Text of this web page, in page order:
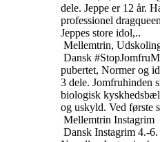
dele. Jeppe er 12 år.
professionel
Jeppes store idol,..
Mellemtrin,
Dansk
pubertet, Normer og
3 dele. Jomfruhinden
biologisk
og uskyld. Ved første
Mellemtrin Instagrim
Dansk Instagrim 4.-6.